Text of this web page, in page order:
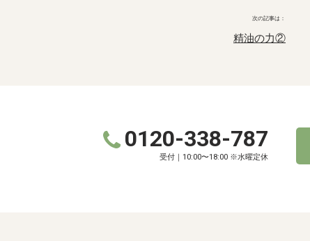
精油の力②
0120-338-787
受付｜10:00〜18:00 ※水曜定休